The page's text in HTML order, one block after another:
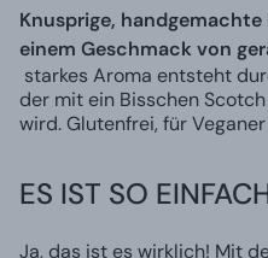
Knusprige,
einem Geschmack von
starkes Aroma entsteht
der mit ein Bisschen
wird. Glutenfrei, für
ES IST SO
Ja, das ist es wirklich! Mit